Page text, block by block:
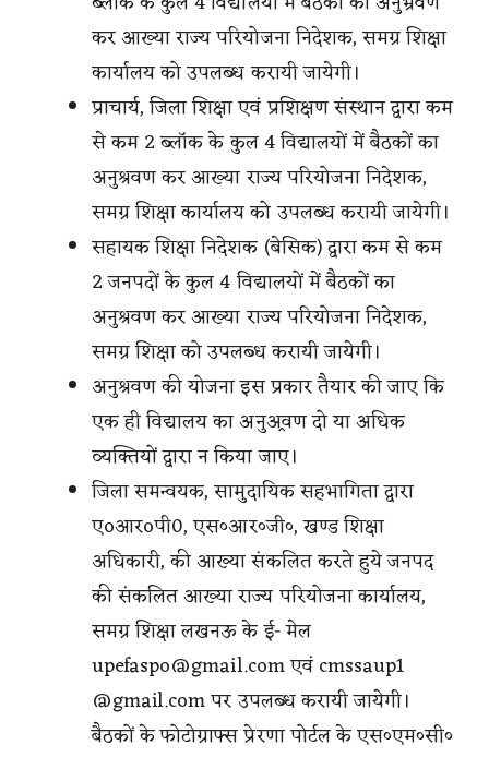
कर आख्या राज्य परियोजना निदेशक, समग्र शिक्षा
कार्यालय को उपलब्ध करायी जायेगी।
प्राचार्य, जिला शिक्षा एवं प्रशिक्षण संस्थान द्वारा कम
से कम 2 ब्लॉक के कुल 4 विद्यालयों में बैठकों का
अनुश्रवण कर आख्या राज्य परियोजना निदेशक,
समग्र शिक्षा कार्यालय को उपलब्ध करायी जायेगी।
सहायक शिक्षा निदेशक (बेसिक) द्वारा कम से कम
2 जनपदों के कुल 4 विद्यालयों में बैठकों का
अनुश्रवण कर आख्या राज्य परियोजना निदेशक,
समग्र शिक्षा को उपलब्ध करायी जायेगी।
अनुश्रवण की योजना इस प्रकार तैयार की जाए कि
एक ही विद्यालय का अनुअ्रवण दो या अधिक
व्यक्तियों द्वारा न किया जाए।
जिला समन्वयक, सामुदायिक सहभागिता द्वारा
एoआरoपी0, एस०आर०जी०, खण्ड शिक्षा
अधिकारी, की आख्या संकलित करते हुये जनपद
की संकलित आख्या राज्य परियोजना कार्यालय,
समग्र शिक्षा लखनऊ के ई- मेल
upefaspo@gmail.com एवं cmssaup1
@gmail.com पर उपलब्ध करायी जायेगी।
बैठकों के फोटोग्राफ्स प्रेरणा पोर्टल के एस०एम०सी०